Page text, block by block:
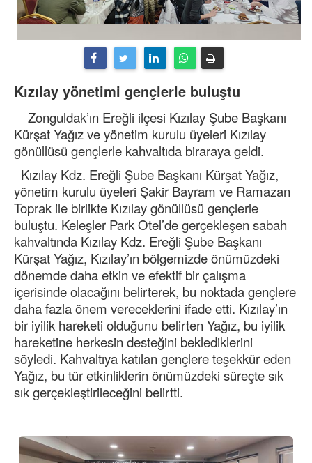
Kızılay yönetimi gençlerle buluştu
Zonguldak’ın Ereğli ilçesi Kızılay Şube Başkanı
Kürşat Yağız ve yönetim kurulu üyeleri Kızılay
gönüllüsü gençlerle kahvaltıda biraraya geldi.
Kızılay Kdz. Ereğli Şube Başkanı Kürşat Yağız,
yönetim kurulu üyeleri Şakir Bayram ve Ramazan
Toprak ile birlikte Kızılay gönüllüsü gençlerle
buluştu. Keleşler Park Otel’de gerçekleşen sabah
kahvaltında Kızılay Kdz. Ereğli Şube Başkanı
Kürşat Yağız, Kızılay’ın bölgemizde önümüzdeki
dönemde daha etkin ve efektif bir çalışma
içerisinde olacağını belirterek, bu noktada gençlere
daha fazla önem vereceklerini ifade etti. Kızılay’ın
bir iyilik hareketi olduğunu belirten Yağız, bu iyilik
hareketine herkesin desteğini beklediklerini
söyledi. Kahvaltıya katılan gençlere teşekkür eden
Yağız, bu tür etkinliklerin önümüzdeki süreçte sık
sık gerçekleştirileceğini belirtti.